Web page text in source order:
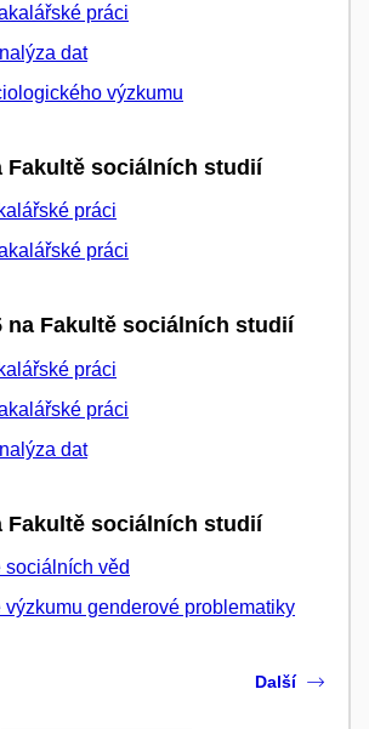
práci
dat
výzkumu
Fakultě sociálních studií
práci
práci
na Fakultě sociálních studií
práci
práci
dat
Fakultě sociálních studií
sociálních věd
výzkumu genderové problematiky
Další